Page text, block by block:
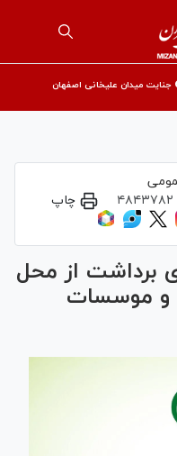
جنایت میدان علیخانی اصفهان
۴۸۴۳۷۸۲ چاپ
برداشت از محل
و موسسات